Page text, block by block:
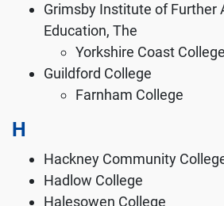
Grimsby Institute of Further
Education, The
Yorkshire Coast College
Guildford College
Farnham College
H
Hackney Community
Hadlow College
Halesowen College